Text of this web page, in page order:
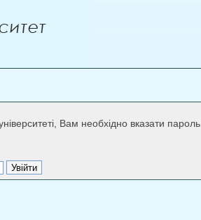
Вам необхідно вказати пароль.